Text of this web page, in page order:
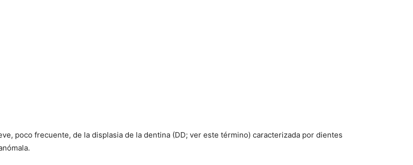
poco frecuente, de la displasia de la dentina (DD; ver este término) caracterizada por dientes